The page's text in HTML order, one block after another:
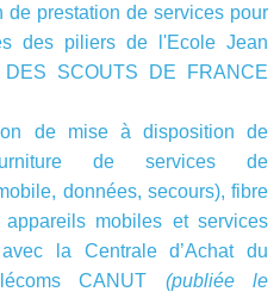
de prestation de services pour
des piliers de l'Ecole Jean
SCOUTS DE FRANCE
de mise à disposition de
de services de
données, secours), fibre
mobiles et services
la Centrale d’Achat du
CANUT (publiée le